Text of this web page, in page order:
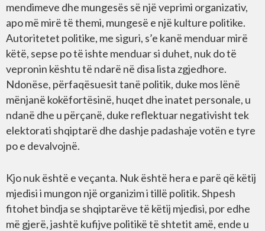
mendimeve dhe mungesës së një veprimi organizativ,
apo më mirë të themi, mungesë e një kulture politike.
Autoritetet politike, me siguri, s’e kanë menduar mirë
këtë, sepse po të ishte menduar si duhet, nuk do të
vepronin kështu të ndarë në disa lista zgjedhore.
Ndonëse, përfaqësuesit tanë politik, duke mos lënë
mënjanë kokëfortësinë, huqet dhe inatet personale, u
ndanë dhe u përçanë, duke reflektuar negativisht tek
elektorati shqiptarë dhe dashje padashaje votën e tyre
po e devalvojnë.
Kjo nuk është e veçanta. Nuk është hera e parë që këtij
mjedisi i mungon një organizim i tillë politik. Shpesh
fitohet bindja se shqiptarëve të këtij mjedisi, por edhe
më gjerë, jashtë kufijve politikë të shtetit amë, ende u